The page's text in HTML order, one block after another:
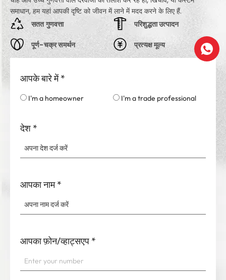
समाधान, हम यहां आपकी दृष्टि को जीवन में लाने में मदद करने के लिए हैं.
सतत गुणवत्ता
पूर्ण-चक्र समर्थन
परिशुद्धता उत्पादन
प्रत्यक्ष मूल्य
आपके बारे में *
I'm a homeowner I'm a trade professional
देश *
आपका नाम *
आपका फ़ोन/व्हाट्सएप *